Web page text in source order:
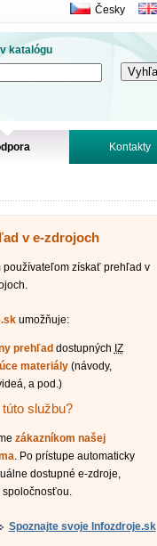
katalógu
Česky
Kontakty
v e-zdrojoch
používateľom získať prehľad v
umožňuje:
prehľad dostupných IZ
materiály(návody,
a pod.)
službu?
zákazníkom našej
. Po prístupe automaticky
dostupné e-zdroje,
spoločnosťou.
Spoznajte svoje Infozdroje.sk